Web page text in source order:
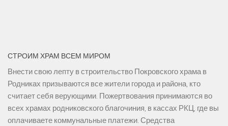
СТРОИМ ХРАМ ВСЕМ МИРОМ
Внести свою лепту в строительство Покровского храма в
Родниках призываются все жители города и района, кто
считает себя верующими. Пожертвования принимаются во
всех храмах родниковского благочиния, в кассах РКЦ, где вы
оплачиваете коммунальные платежи. Средства